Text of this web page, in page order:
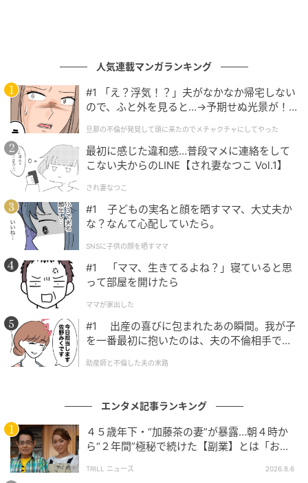
綾小路麗華やウッディーたちが大阪府庁に登場！大阪府／ユニバーサル・ス
タジオ・ジャパン「春の全国交通安全運動」キャンペーン
まずは大阪府警察音楽隊による事前演奏。
M!LKのイイじゃん、Adoの唱、DREAMS COME TRUE
の大阪LOVERの三曲で盛り上げました。
人気連載マンガランキング
#1 「え？浮気！？」夫がなかなか帰宅しない
ので、ふと外を見ると…→予期せぬ光景が！
クチャにしてやった
旦那の不倫が発覚して頭に来たのでメチャクチャにしてやった
最初に感じた違和感…普段マメに連絡をして
こない夫からのLINE【され妻なつこ Vol.1】
され妻なつこ
#1 子どもの実名と顔を晒すママ、大丈夫か
な？なんて心配していたら。
SNSに子供の顔を晒すママ
#1 「ママ、生きてるよね？」寝ていると思
って部屋を開けたら
ママが家出した
#1 出産の喜びに包まれたあの瞬間。我が子
を一番最初に抱いたのは、夫の不倫相手でし
助産師と不倫した夫の末路
エンタメ記事ランキング
４５歳年下・“加藤茶の妻”が暴露…朝４時か
ら“２年間”極秘で続けた【副業】とは「お金
TRILL ニュース 2026.8.6